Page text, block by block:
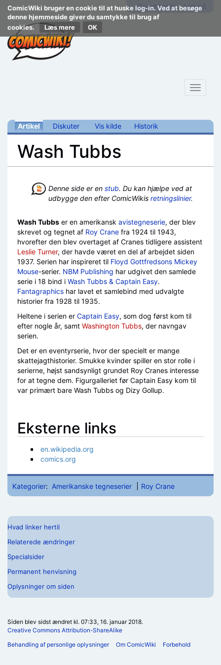
ComicWiki bruger en cookie til at huske log-in. Ved at besøge
denne hjemmeside giver du samtykke til brug af
cookies.
Læs mere
Opret konto Log på
Toggle
Artikel Diskuter Vis kilde Historik
Wash Tubbs
Denne side er en stub. Du kan hjælpe ved at
udbygge den efter ComicWikis retningslinier.
Wash Tubbs er en amerikansk avistegneserie, der blev
skrevet og tegnet af Roy Crane fra 1924 til 1943,
hvorefter den blev overtaget af Cranes tidligere assistent
Leslie Turner, der havde været en del af arbejdet siden
1937. Serien har inspireret til Floyd Gottfredsons Mickey
Mouse-serier. NBM Publishing har udgivet den samlede
serie i 18 bind i Wash Tubbs & Captain Easy.
Fantagraphics har lavet et samlebind med udvalgte
historier fra 1928 til 1935.
Heltene i serien er Captain Easy, som dog først kom til
efter nogle år, samt Washington Tubbs, der navngav
serien.
Det er en eventyrserie, hvor der specielt er mange
skattejagthistorier. Smukke kvinder spiller en stor rolle i
serierne, højst sandsynligt grundet Roy Cranes interesse
for at tegne dem. Figurgalleriet før Captain Easy kom til
var primært bare Wash Tubbs og Dizy Gollup.
Eksterne links
en.wikipedia.org
comics.org
Kategorier: Amerikanske tegneserier Roy Crane
Hvad linker hertil
Relaterede ændringer
Specialsider
Permanent henvisning
Oplysninger om siden
Siden blev sidst ændret kl. 07:33, 16. januar 2018.
Creative Commons Attribution-ShareAlike
Behandling af personlige oplysninger
Om ComicWiki Forbehold